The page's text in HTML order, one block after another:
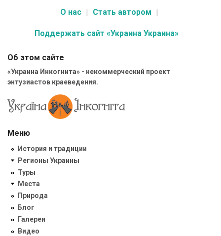
О нас Стать автором
Поддержать сайт «Украина Украина»
Об этом сайте
«Украина Инкогнита» - некоммерческий проект
энтузиастов краеведения.
Меню
История и традиции
Регионы Украины
Туры
Места
Природа
Блог
Галереи
Видео